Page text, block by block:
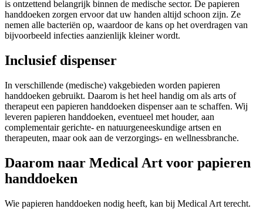
is ontzettend belangrijk binnen de medische sector. De papieren
handdoeken zorgen ervoor dat uw handen altijd schoon zijn. Ze
nemen alle bacteriën op, waardoor de kans op het overdragen van
bijvoorbeeld infecties aanzienlijk kleiner wordt.
Inclusief dispenser
In verschillende (medische) vakgebieden worden papieren
handdoeken gebruikt. Daarom is het heel handig om als arts of
therapeut een papieren handdoeken dispenser aan te schaffen. Wij
leveren papieren handdoeken, eventueel met houder, aan
complementair gerichte- en natuurgeneeskundige artsen en
therapeuten, maar ook aan de verzorgings- en wellnessbranche.
Daarom naar Medical Art voor papieren
handdoeken
Wie papieren handdoeken nodig heeft, kan bij Medical Art terecht.